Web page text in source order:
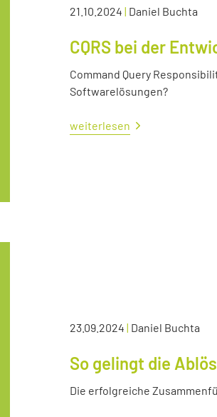
21.10.2024 | Daniel Buchta
CQRS bei der
Command Query
Softwarelösungen?
weiterlesen
23.09.2024 | Daniel Buchta
So gelingt die
Die erfolgreiche